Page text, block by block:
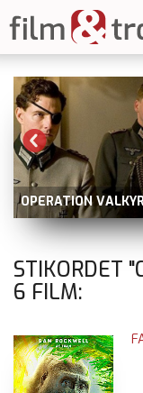
OPERATION
STIKORDET
6 FILM: